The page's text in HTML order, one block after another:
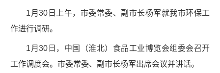
1月30日上午，市委常委、副市长杨军就我市环保工
作进行调研。
1月30日，中国（淮北）食品工业博览会组委会召开
工作调度会。市委常委、副市长杨军出席会议并讲话。